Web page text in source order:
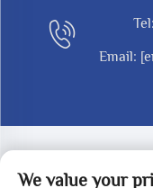
Tel:
Email:
We value your